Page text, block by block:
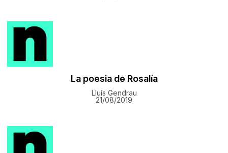
La poesia de Rosalía
Lluís Gendrau
21/08/2019